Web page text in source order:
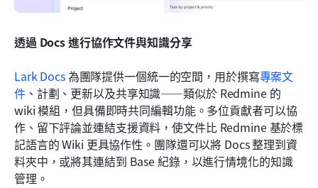
透過 Docs 進行協作文件與知識分享
Lark Docs 為團隊提供一個統一的空間，用於撰寫專案文
件、計劃、更新以及共享知識——類似於 Redmine 的
wiki 模組，但具備即時共同編輯功能。多位貢獻者可以協
作、留下評論並連結支援資料，使文件比 Redmine 基於標
記語言的 Wiki 更具協作性。團隊還可以將 Docs 整理到資
料夾中，或將其連結到 Base 紀錄，以進行情境化的知識
管理。